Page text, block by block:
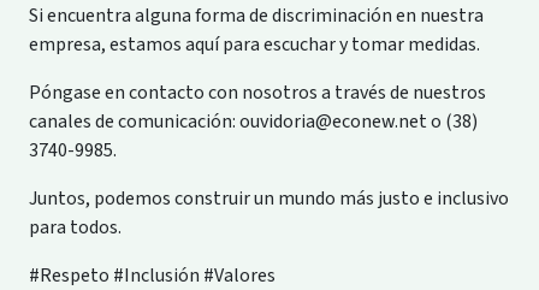
Si encuentra alguna forma de discriminación en nuestra
empresa, estamos aquí para escuchar y tomar medidas.
Póngase en contacto con nosotros a través de nuestros
canales de comunicación:ouvidoria@econew.neto (38)
3740-9985.
Juntos, podemos construir un mundo más justo e inclusivo
para todos.
#Respeto #Inclusión #Valores